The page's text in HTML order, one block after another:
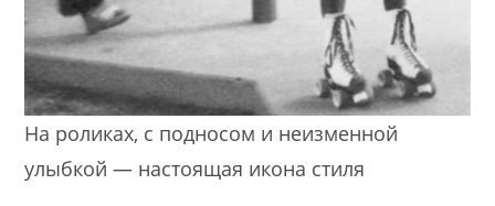
На роликах, с подносом и неизменной
улыбкой — настоящая икона стиля